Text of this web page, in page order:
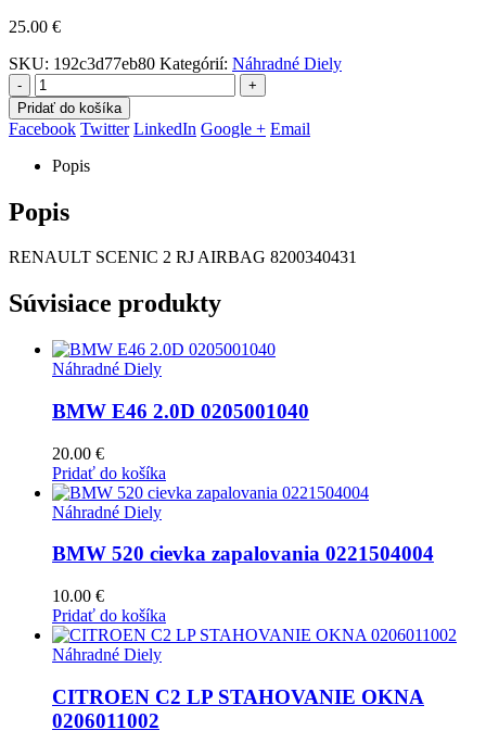
25.00 €
SKU: 192c3d77eb80 Kategórií: Náhradné Diely
-
+
Pridať do košíka
Facebook Twitter LinkedIn Google + Email
Popis
Popis
RENAULT SCENIC 2 RJ AIRBAG 8200340431
Súvisiace produkty
Náhradné Diely
BMW E46 2.0D 0205001040
20.00 €
Pridať do košíka
Náhradné Diely
BMW 520 cievka zapalovania 0221504004
10.00 €
Pridať do košíka
Náhradné Diely
CITROEN C2 LP STAHOVANIE OKNA
0206011002